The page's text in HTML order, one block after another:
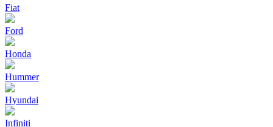
Fiat
Ford
Honda
Hummer
Hyundai
Infiniti